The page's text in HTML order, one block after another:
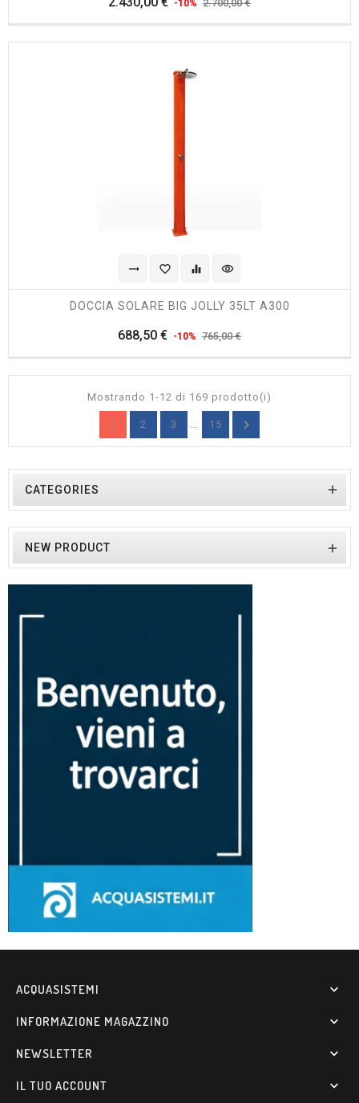
-10% 2.700,00 €
trending_flat favorite_border equalizer visibility
DOCCIA SOLARE BIG JOLLY 35LT A300
688,50 € Prezzo
-10% 765,00 €Prezzo
Mostrando 1-12 di 169 prodotto(i)
1 2 3 … 15 
CATEGORIES 
NEW PRODUCT 
ACQUASISTEMI 
INFORMAZIONE MAGAZZINO 
NEWSLETTER 
IL TUO ACCOUNT 